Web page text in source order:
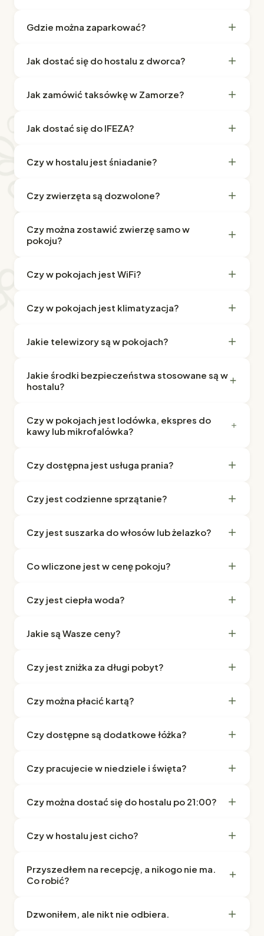
Gdzie można zaparkować?
Jak dostać się do hostalu z dworca?
Jak zamówić taksówkę w Zamorze?
Jak dostać się do IFEZA?
Czy w hostalu jest śniadanie?
Czy zwierzęta są dozwolone?
Czy można zostawić zwierzę samo w
pokoju?
Czy w pokojach jest WiFi?
Czy w pokojach jest klimatyzacja?
Jakie telewizory są w pokojach?
Jakie środki bezpieczeństwa stosowane są w
hostalu?
Czy w pokojach jest lodówka, ekspres do
kawy lub mikrofalówka?
Czy dostępna jest usługa prania?
Czy jest codzienne sprzątanie?
Czy jest suszarka do włosów lub żelazko?
Co wliczone jest w cenę pokoju?
Czy jest ciepła woda?
Jakie są Wasze ceny?
Czy jest zniżka za długi pobyt?
Czy można płacić kartą?
Czy dostępne są dodatkowe łóżka?
Czy pracujecie w niedziele i święta?
Czy można dostać się do hostalu po 21:00?
Czy w hostalu jest cicho?
Przyszedłem na recepcję, a nikogo nie ma.
Co robić?
Dzwoniłem, ale nikt nie odbiera.